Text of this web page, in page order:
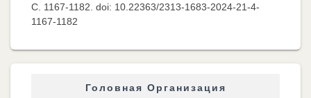
C. 1167-1182. doi: 10.22363/2313-1683-2024-21-4-
1167-1182
Головная Организация